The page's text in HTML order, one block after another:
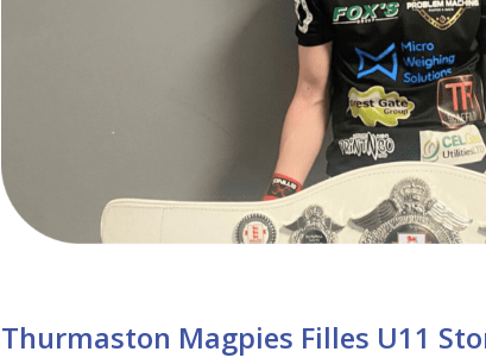
Thurmaston Magpies Filles U11